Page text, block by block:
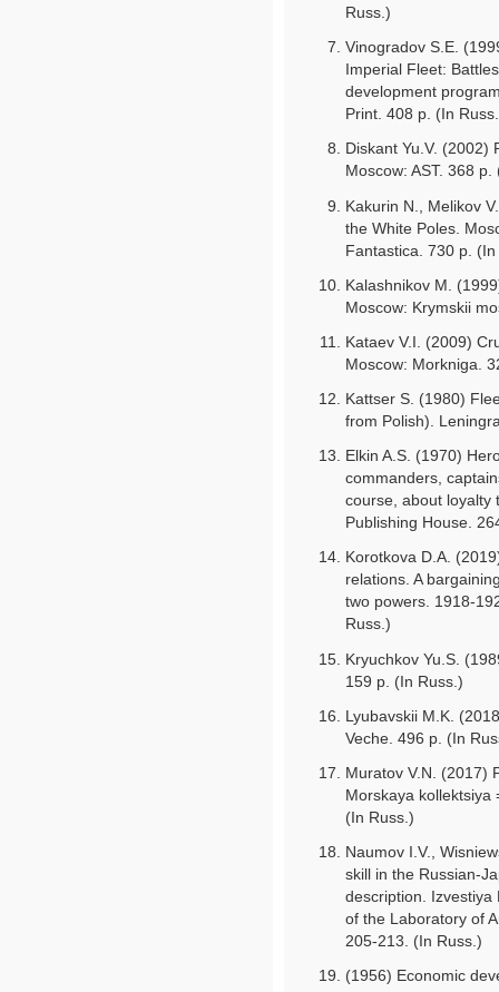
Russ.)
Vinogradov S.E.
Imperial Fleet:
development
Print. 408 p. (In
Diskant Yu.V. (2002)
Moscow: AST. 368 p.
Kakurin N., Melikov
the White Poles.
Fantastica. 730 p.
Kalashnikov M.
Moscow: Krymskii
Kataev V.I. (2009)
Moscow: Morkniga.
Kattser S. (1980)
from Polish).
Elkin A.S. (1970)
commanders,
course, about loyalty
Publishing House.
Korotkova D.A.
relations. A
two powers. 1918-
Russ.)
Kryuchkov Yu.S.
159 p. (In Russ.)
Lyubavskii M.K.
Veche. 496 p. (In
Muratov V.N. (2017)
Morskaya kollektsiya
(In Russ.)
Naumov I.V.,
skill in the Russian-
description. Izvestiya
of the Laboratory of
205-213. (In Russ.)
(1956) Economic